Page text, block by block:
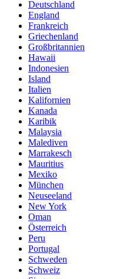
Deutschland
England
Frankreich
Griechenland
Großbritannien
Hawaii
Indonesien
Island
Italien
Kalifornien
Kanada
Karibik
Malaysia
Malediven
Marrakesch
Mauritius
Mexiko
München
Neuseeland
New York
Oman
Österreich
Peru
Portugal
Schweden
Schweiz